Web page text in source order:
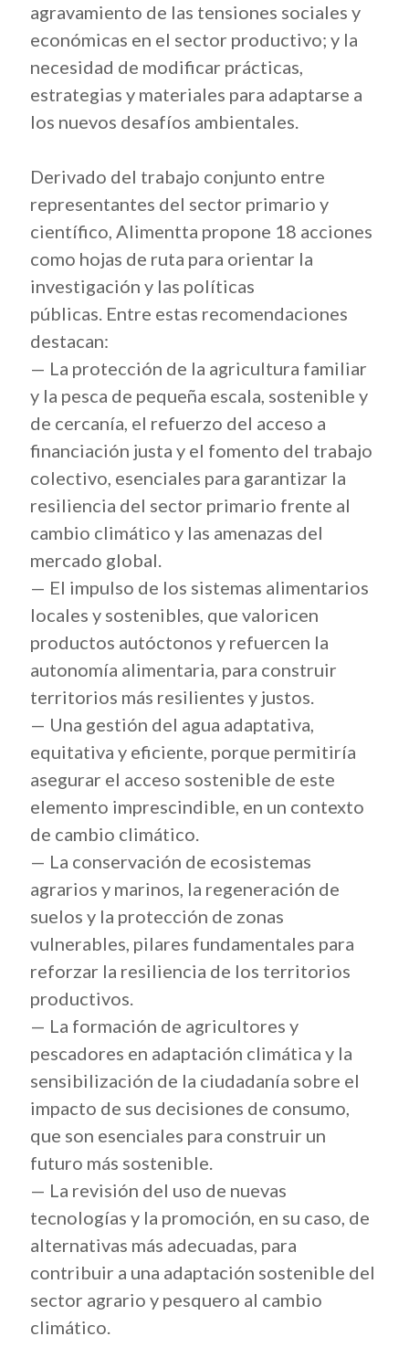
agravamiento de las tensiones sociales y
económicas en el sector productivo; y la
necesidad de modificar prácticas,
estrategias y materiales para adaptarse a
los nuevos desafíos ambientales.
Derivado del trabajo conjunto entre
representantes del sector primario y
científico, Alimentta propone 18 acciones
como hojas de ruta para orientar la
investigación y las políticas
públicas. Entre estas recomendaciones
destacan:
— La protección de la agricultura familiar
y la pesca de pequeña escala, sostenible y
de cercanía, el refuerzo del acceso a
financiación justa y el fomento del trabajo
colectivo, esenciales para garantizar la
resiliencia del sector primario frente al
cambio climático y las amenazas del
mercado global.
— El impulso de los sistemas alimentarios
locales y sostenibles, que valoricen
productos autóctonos y refuercen la
autonomía alimentaria, para construir
territorios más resilientes y justos.
— Una gestión del agua adaptativa,
equitativa y eficiente, porque permitiría
asegurar el acceso sostenible de este
elemento imprescindible, en un contexto
de cambio climático.
— La conservación de ecosistemas
agrarios y marinos, la regeneración de
suelos y la protección de zonas
vulnerables, pilares fundamentales para
reforzar la resiliencia de los territorios
productivos.
— La formación de agricultores y
pescadores en adaptación climática y la
sensibilización de la ciudadanía sobre el
impacto de sus decisiones de consumo,
que son esenciales para construir un
futuro más sostenible.
— La revisión del uso de nuevas
tecnologías y la promoción, en su caso, de
alternativas más adecuadas, para
contribuir a una adaptación sostenible del
sector agrario y pesquero al cambio
climático.